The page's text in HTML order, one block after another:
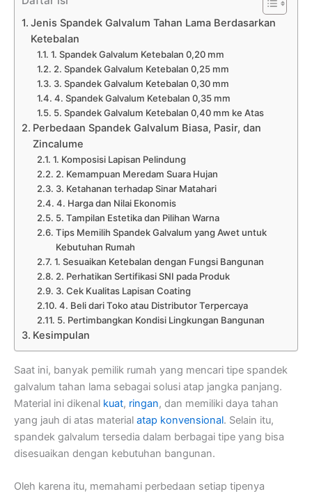
Jenis Spandek Galvalum Tahan Lama Berdasarkan
Ketebalan
1. Spandek Galvalum Ketebalan 0,20 mm
2. Spandek Galvalum Ketebalan 0,25 mm
3. Spandek Galvalum Ketebalan 0,30 mm
4. Spandek Galvalum Ketebalan 0,35 mm
5. Spandek Galvalum Ketebalan 0,40 mm ke Atas
Perbedaan Spandek Galvalum Biasa, Pasir, dan
Zincalume
1. Komposisi Lapisan Pelindung
2. Kemampuan Meredam Suara Hujan
3. Ketahanan terhadap Sinar Matahari
4. Harga dan Nilai Ekonomis
5. Tampilan Estetika dan Pilihan Warna
Tips Memilih Spandek Galvalum yang Awet untuk
Kebutuhan Rumah
1. Sesuaikan Ketebalan dengan Fungsi Bangunan
2. Perhatikan Sertifikasi SNI pada Produk
3. Cek Kualitas Lapisan Coating
4. Beli dari Toko atau Distributor Terpercaya
5. Pertimbangkan Kondisi Lingkungan Bangunan
Kesimpulan
Saat ini, banyak pemilik rumah yang mencari tipe spandek
galvalum tahan lama sebagai solusi atap jangka panjang.
Material ini dikenal kuat, ringan, dan memiliki daya tahan
yang jauh di atas material atap konvensional. Selain itu,
spandek galvalum tersedia dalam berbagai tipe yang bisa
disesuaikan dengan kebutuhan bangunan.
Oleh karena itu, memahami perbedaan setiap tipenya